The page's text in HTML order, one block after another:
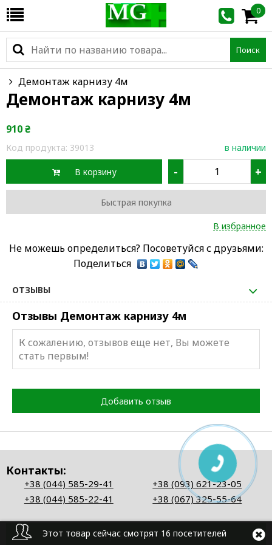
0
Поиск
Демонтаж карнизу 4м
Демонтаж карнизу 4м
910₴
Код продукта: 39013 в наличии
В корзину - +
Быстрая покупка
В избранное
Не можешь определиться? Посоветуйся с друзьями:
Поделиться
ОТЗЫВЫ
Отзывы Демонтаж карнизу 4м
К сожалению, отзывов еще нет, Вы можете
стать первым!
Добавить отзыв
Контакты:
+38 (044) 585-29-41
+38 (093) 621-23-05
+38 (044) 585-22-41
+38 (067) 325-55-64
Перезвоните мне
Этот товар сейчас смотрят 16 посетителей